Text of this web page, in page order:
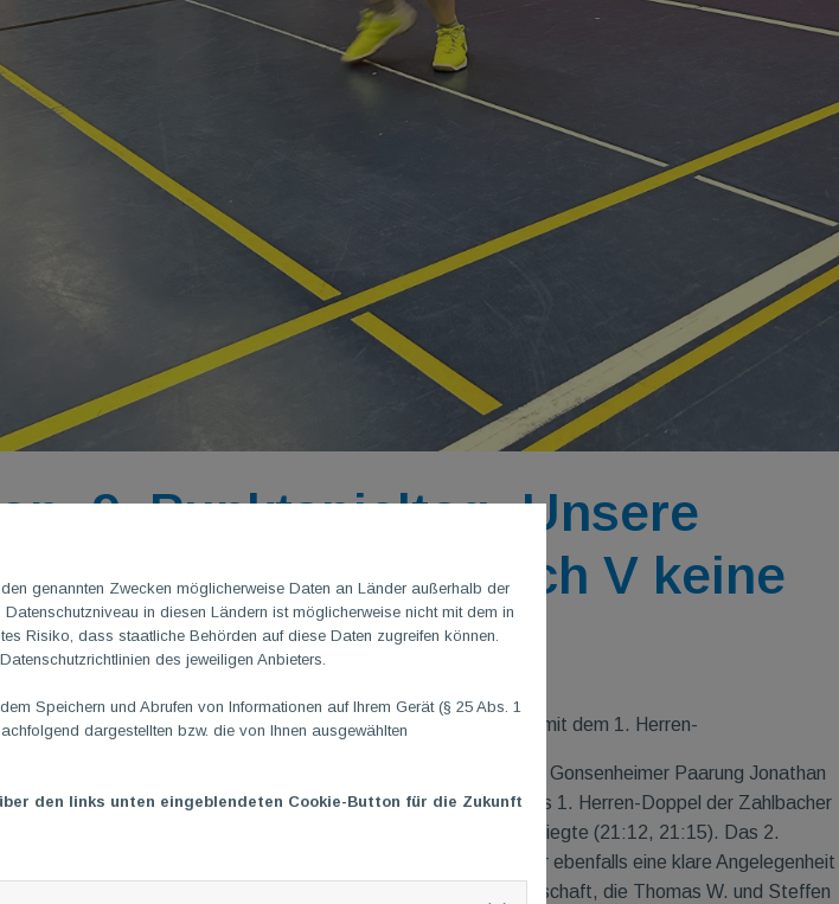
9. Punktspieltag: Unsere
TV Mainz-Zahlbach V keine
Das Spiel begann mit dem 1. Herren-
Doppel, in dem die Gonsenheimer Paarung Jonathan
und Thomas K. das 1. Herren-Doppel der Zahlbacher
in zwei Sätzen besiegte (21:12, 21:15). Das 2.
Herren-Doppel war ebenfalls eine klare Angelegenheit
für die Heim-Mannschaft, die Thomas W. und Steffen
genannten Zwecken möglicherweise Daten an Länder außerhalb der
in diesen Ländern ist möglicherweise nicht mit dem in
Risiko, dass staatliche Behörden auf diese Daten zugreifen können.
des jeweiligen Anbieters.
Speichern und Abrufen von Informationen auf Ihrem Gerät (§ 25 Abs. 1
dargestellten bzw. die von Ihnen ausgewählten
den links unten eingeblendeten Cookie-Button für die Zukunft